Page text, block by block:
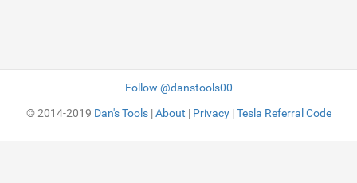
Follow @danstools00
© 2014-2019 Dan's Tools|About | Privacy|Tesla Referral Code